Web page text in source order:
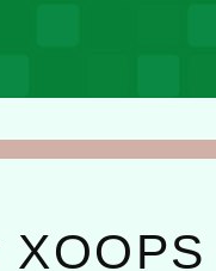
XOOPS